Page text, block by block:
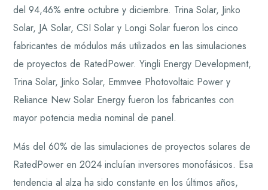
del 94,46% entre octubre y diciembre. Trina Solar, Jinko
Solar, JA Solar, CSI Solar y Longi Solar fueron los cinco
fabricantes de módulos más utilizados en las simulaciones
de proyectos de RatedPower. Yingli Energy Development,
Trina Solar, Jinko Solar, Emmvee Photovoltaic Power y
Reliance New Solar Energy fueron los fabricantes con
mayor potencia media nominal de panel.
Más del 60% de las simulaciones de proyectos solares de
RatedPower en 2024 incluían inversores monofásicos. Esa
tendencia al alza ha sido constante en los últimos años,